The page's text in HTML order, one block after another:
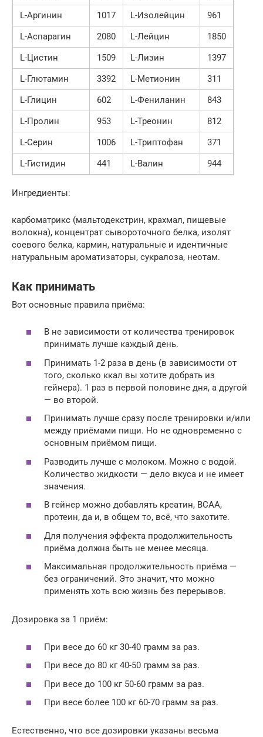
L-Аргинин
1017 L-Изолейцин
961
L-Аспарагин
2080 L-Лейцин
1850
L-Цистин
1509 L-Лизин
1397
L-Глютамин
3392 L-Метионин
311
L-Глицин
602 L-Фениланин
843
L-Пролин
953 L-Треонин
812
L-Серин
1006 L-Триптофан
371
L-Гистидин
441 L-Валин 944
Ингредиенты:
карбоматрикс (мальтодекстрин, крахмал, пищевые
волокна), концентрат сывороточного белка, изолят
соевого белка, кармин, натуральные и идентичные
натуральным ароматизаторы, сукралоза, неотам.
Как принимать
Вот основные правила приёма:
В не зависимости от количества тренировок
принимать лучше каждый день.
Принимать 1-2 раза в день (в зависимости от
того, сколько ккал вы хотите добрать из
гейнера). 1 раз в первой половине дня, а другой
— во второй.
Принимать лучше сразу после тренировки и/или
между приёмами пищи. Но не одновременно с
основным приёмом пищи.
Разводить лучше с молоком. Можно с водой.
Количество жидкости — дело вкуса и не имеет
значения.
В гейнер можно добавлять креатин, ВСАА,
протеин, да и, в общем то, всё, что захотите.
Для получения эффекта продолжительность
приёма должна быть не менее месяца.
Максимальная продолжительность приёма —
без ограничений. Это значит, что можно
применять хоть всю жизнь без перерывов.
Дозировка за 1 приём:
При весе до 60 кг 30-40 грамм за раз.
При весе до 80 кг 40-50 грамм за раз.
При весе до 100 кг 50-60 грамм за раз.
При весе более 100 кг 60-70 грамм за раз.
Естественно, что все дозировки указаны весьма